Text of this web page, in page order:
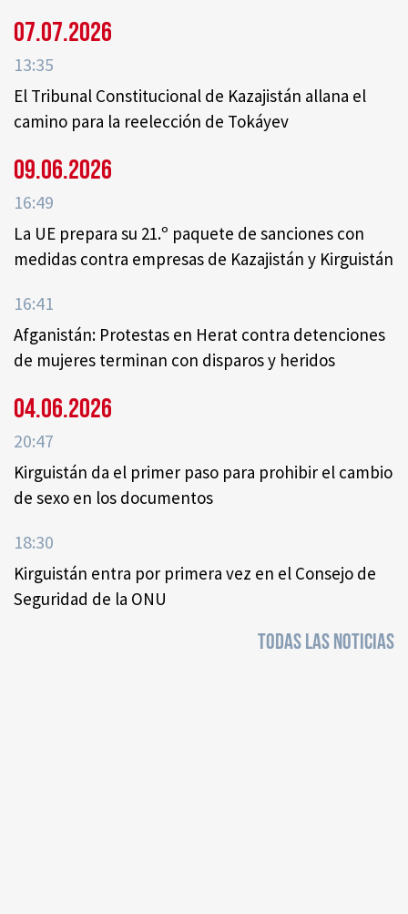
07.07.2026
13:35
El Tribunal Constitucional de Kazajistán allana el
camino para la reelección de Tokáyev
09.06.2026
16:49
La UE prepara su 21.º paquete de sanciones con
medidas contra empresas de Kazajistán y Kirguistán
16:41
Afganistán: Protestas en Herat contra detenciones
de mujeres terminan con disparos y heridos
04.06.2026
20:47
Kirguistán da el primer paso para prohibir el cambio
de sexo en los documentos
18:30
Kirguistán entra por primera vez en el Consejo de
Seguridad de la ONU
TODAS LAS NOTICIAS